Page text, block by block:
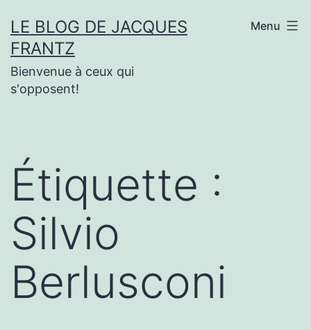
au
contenu
LE BLOG DE JACQUES
FRANTZ
Bienvenue à ceux qui
s'opposent!
Menu
Étiquette :
Silvio
Berlusconi